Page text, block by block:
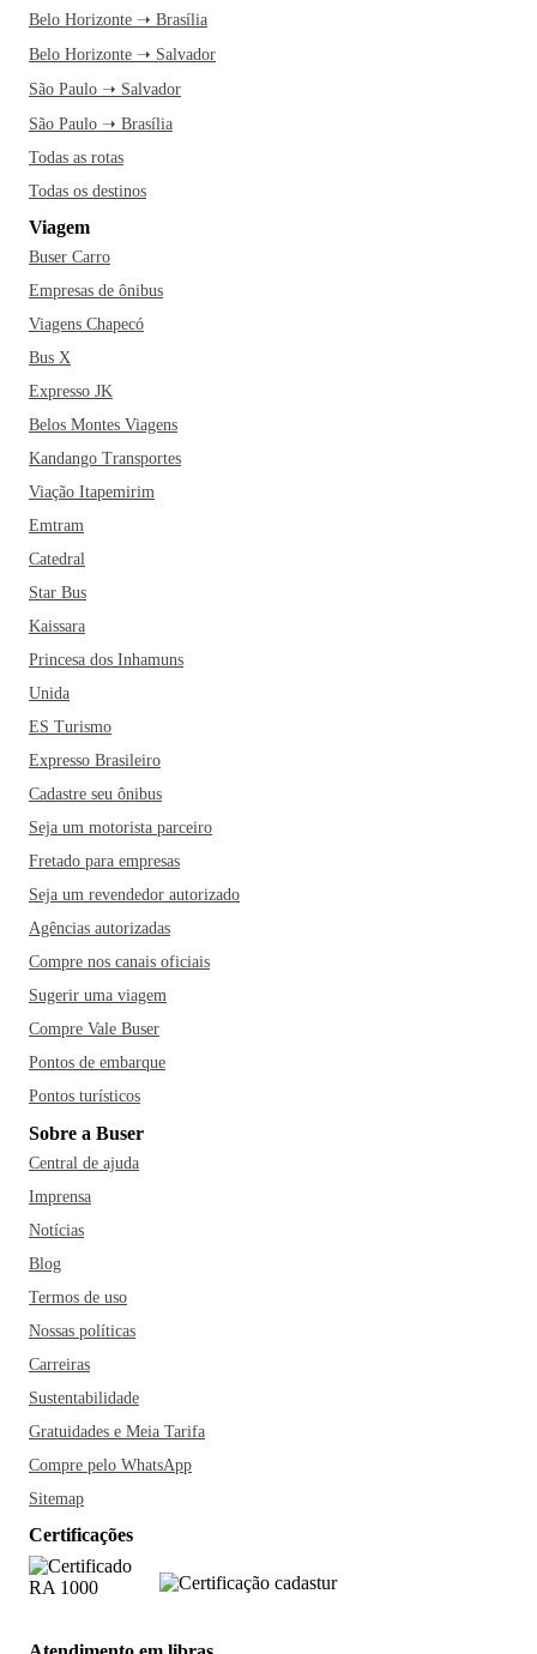
Belo Horizonte ➝ Brasília
Belo Horizonte ➝ Salvador
São Paulo ➝ Salvador
São Paulo ➝ Brasília
Todas as rotas
Todas os destinos
Viagem
Buser Carro
Empresas de ônibus
Viagens Chapecó
Bus X
Expresso JK
Belos Montes Viagens
Kandango Transportes
Viação Itapemirim
Emtram
Catedral
Star Bus
Kaissara
Princesa dos Inhamuns
Unida
ES Turismo
Expresso Brasileiro
Cadastre seu ônibus
Seja um motorista parceiro
Fretado para empresas
Seja um revendedor autorizado
Agências autorizadas
Compre nos canais oficiais
Sugerir uma viagem
Compre Vale Buser
Pontos de embarque
Pontos turísticos
Sobre a Buser
Central de ajuda
Imprensa
Notícias
Blog
Termos de uso
Nossas políticas
Carreiras
Sustentabilidade
Gratuidades e Meia Tarifa
Compre pelo WhatsApp
Sitemap
Certificações